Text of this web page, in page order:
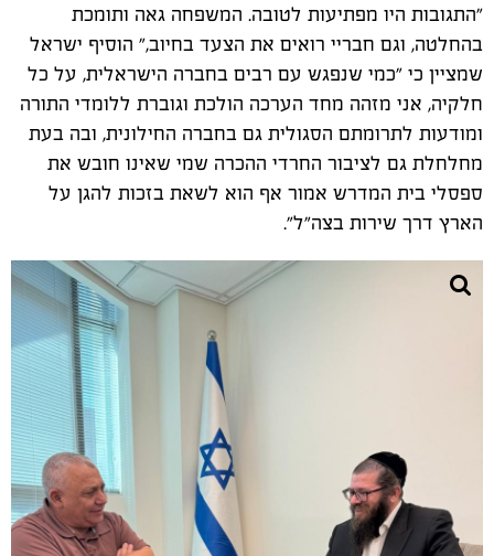
"התגובות היו מפתיעות לטובה. המשפחה גאה ותומכת
בהחלטה, וגם חבריי רואים את הצעד בחיוב," הוסיף ישראל
שמציין כי "כמי שנפגש עם רבים בחברה הישראלית, על כל
חלקיה, אני מזהה מחד הערכה הולכת וגוברת ללומדי התורה
ומודעות לתרומתם הסגולית גם בחברה החילונית, ובה בעת
מחלחלת גם לציבור החרדי ההכרה שמי שאינו חובש את
ספסלי בית המדרש אמור אף הוא לשאת בזכות להגן על
הארץ דרך שירות בצה"ל".